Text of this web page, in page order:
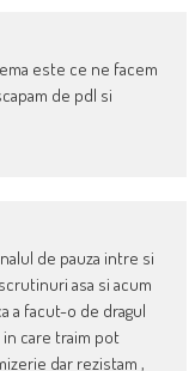
este ce ne facem
de pdl si
de pauza intre si
asa si acum
a facut-o de dragul
care traim pot
dar rezistam ,